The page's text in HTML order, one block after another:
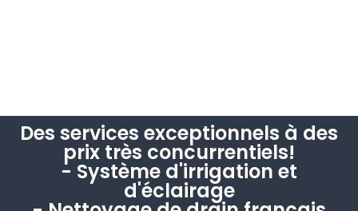
Des services exceptionnels à des
prix très concurrentiels!
- Système d'irrigation et
d'éclairage